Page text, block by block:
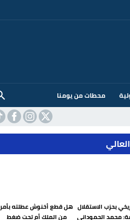
محطات من يومنا
بحزب الاستقلال
محمد الحموداني
هل قطع أخنوش عطلته بأمر
من الملك أم تحت ضغط